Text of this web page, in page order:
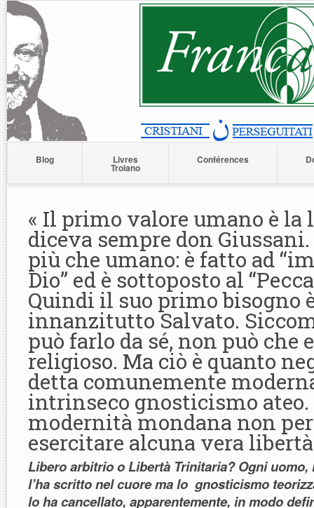
Blog Livres
Troiano
Conférences
« Il primo valore umano è la
diceva sempre don Giussani.
più che umano: è fatto ad
Dio” ed è sottoposto al
Quindi il suo primo bisogno
innanzitutto Salvato.
può farlo da sé, non può che
religioso. Ma ciò è quanto
detta comunemente
intrinseco gnosticismo ateo.
modernità mondana non
esercitare alcuna vera
Libero arbitrio o Libertà Trinitaria? Ogni uomo,
l’ha scritto nel cuore ma lo gnosticismo
lo ha cancellato, apparentemente, in modo